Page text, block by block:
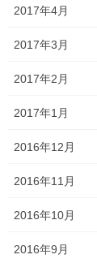
2017年4月
2017年3月
2017年2月
2017年1月
2016年12月
2016年11月
2016年10月
2016年9月